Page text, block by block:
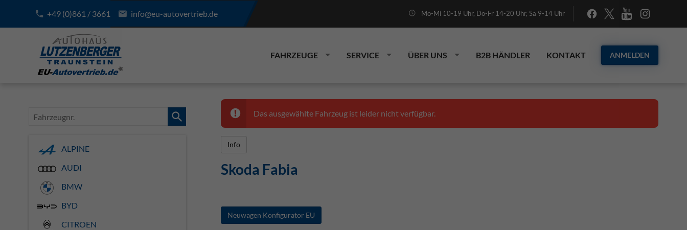
+49 (0)861 / 3661 info@eu-autovertrieb.de Mo-Mi 10-19 Uhr, Do-Fr 14-20 Uhr, Sa 9-14 Uhr
FAHRZEUGE SERVICE ÜBER UNS B2B HÄNDLER KONTAKT ANMELDEN
Das ausgewählte Fahrzeug ist leider nicht verfügbar.
Info
Skoda Fabia
Neuwagen Konfigurator EU
Fahrzeugnr.
ALPINE
AUDI
BMW
BYD
CITROEN